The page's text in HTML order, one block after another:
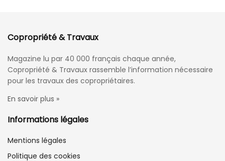
Copropriété & Travaux
Magazine lu par 40 000 français chaque année,
Copropriété & Travaux rassemble l’information nécessaire
pour les travaux des copropriétaires.
En savoir plus »
Informations légales
Mentions légales
Politique des cookies